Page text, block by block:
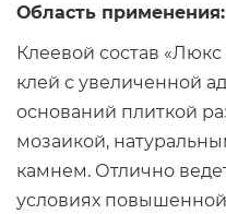
Область применения:
Клеевой состав
клей с увеличенной
оснований плиткой
мозаикой,
камнем. Отлично
условиях